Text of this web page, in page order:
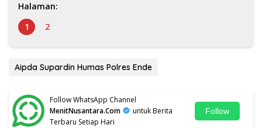
Halaman:
1
2
Aipda Supardin Humas Polres Ende
Follow WhatsApp Channel
MenitNusantara.Com
untuk Berita
Terbaru Setiap Hari
Follow